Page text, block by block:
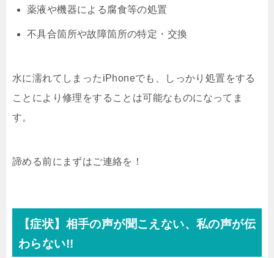
薬液や機器による腐食等の処置
不具合箇所や故障箇所の特定・交換
水に濡れてしまったiPhoneでも、しっかり処置をする
ことにより修理をすることは可能なものになってま
す。
諦める前にまずはご連絡を！
【症状】相手の声が聞こえない、私の声が伝
わらない!!